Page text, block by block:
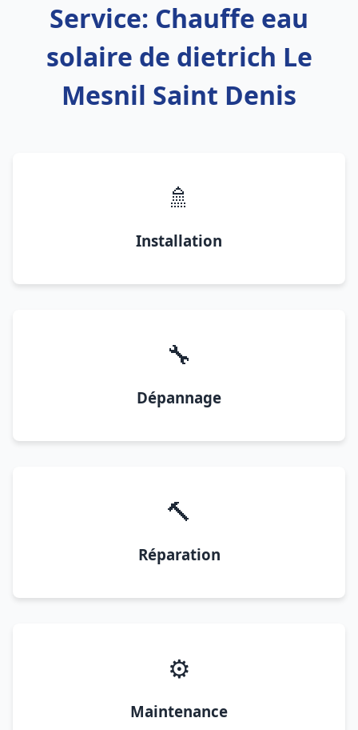
Service: Chauffe eau
solaire de dietrich Le
Mesnil Saint Denis
🚿
Installation
🔧
Dépannage
🔨
Réparation
⚙️
Maintenance